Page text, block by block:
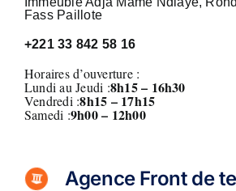
Fass Paillote
+221 33 842 58 16
Horaires d’ouverture :
Lundi au Jeudi :8h15 – 16h30
Vendredi :8h15 – 17h15
Samedi :9h00 – 12h00
Agence Front de